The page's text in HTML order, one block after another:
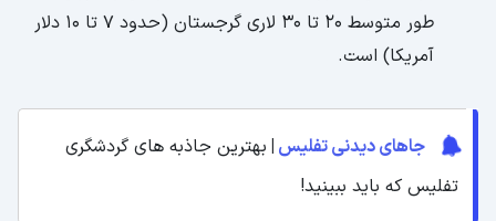
طور متوسط ​​20 تا 30 لاری گرجستان (حدود 7 تا 10 دلار
آمریکا) است.
جاهای دیدنی تفلیس | بهترین جاذبه های گردشگری
تفلیس که باید ببینید!